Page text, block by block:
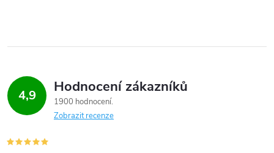
4,9 Hodnocení zákazníků
1900 hodnocení
Zobrazit recenze